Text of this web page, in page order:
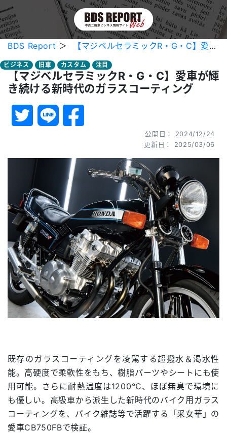
BDS Report ＞ 【マジベルセラミックR・G・C】愛車が輝き続ける新時代のガラスコーティング
ビジネス 旧車 カスタム 注目
【マジベルセラミックR・G・C】愛車が輝
き続ける新時代のガラスコーティング
公開日： 2024/12/24
更新日： 2025/03/06
既存のガラスコーティングを凌駕する超撥水＆渇水性
能。高硬度で柔軟性をもち、樹脂パーツやシートにも使
用可能。さらに耐熱温度は1200℃、ほぼ無臭で環境に
も優しい。高級車から派生した新時代のバイク用ガラス
コーティングを、バイク雑誌等で活躍する「采女華」の
愛車CB750FBで検証。